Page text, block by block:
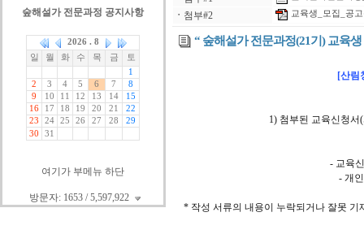
숲해설가 전문과정 공지사항
여기가 부메뉴 하단
방문자: 1653 / 5,597,922
ㆍ 첨부#2 교육생_모집_공
“ 숲해설가 전문과정(21기) 교육생
[산림
1) 첨부된 교육신청서
- 교육
- 개
* 작성 서류의 내용이 누락되거나 잘못